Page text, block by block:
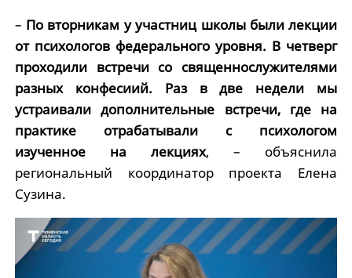
– По вторникам у участниц школы были лекции
от психологов федерального уровня. В четверг
проходили встречи со священнослужителями
разных конфесиий. Раз в две недели мы
устраивали дополнительные встречи, где на
практике отрабатывали с психологом
изученное на лекциях, – объяснила
региональный координатор проекта Елена
Сузина.